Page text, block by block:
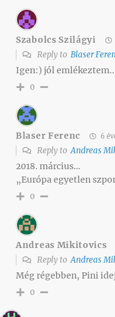
Szabolcs Szilágyi
Reply to Blaser
Igen:) jól
0
Blaser Ferenc 6
Reply toAndreas
2018. március…
„Európa egyetlen
0
Andreas Mikitovics
Reply toAndreas
Még régebben, Pini
0